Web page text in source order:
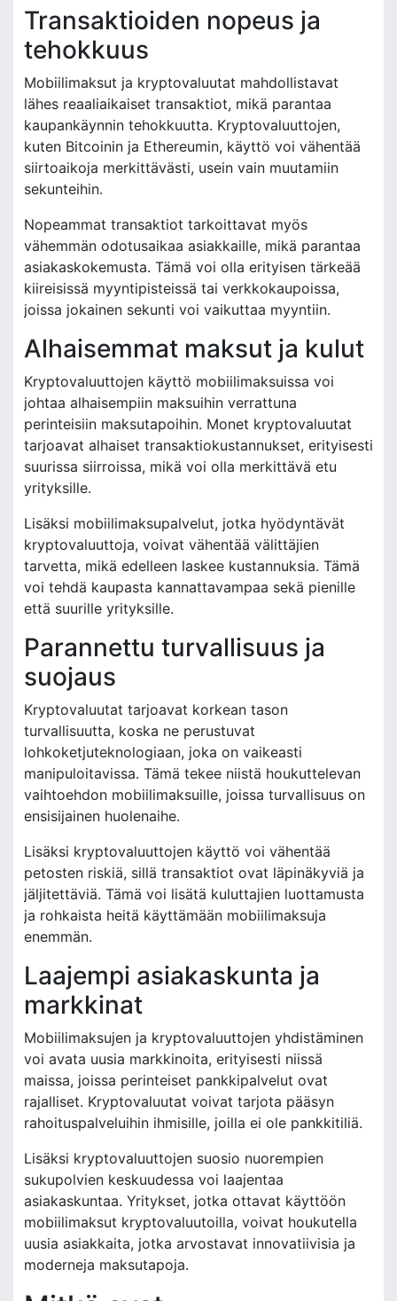
Transaktioiden nopeus ja
tehokkuus
Mobiilimaksut ja kryptovaluutat mahdollistavat
lähes reaaliaikaiset transaktiot, mikä parantaa
kaupankäynnin tehokkuutta. Kryptovaluuttojen,
kuten Bitcoinin ja Ethereumin, käyttö voi vähentää
siirtoaikoja merkittävästi, usein vain muutamiin
sekunteihin.
Nopeammat transaktiot tarkoittavat myös
vähemmän odotusaikaa asiakkaille, mikä parantaa
asiakaskokemusta. Tämä voi olla erityisen tärkeää
kiireisissä myyntipisteissä tai verkkokaupoissa,
joissa jokainen sekunti voi vaikuttaa myyntiin.
Alhaisemmat maksut ja kulut
Kryptovaluuttojen käyttö mobiilimaksuissa voi
johtaa alhaisempiin maksuihin verrattuna
perinteisiin maksutapoihin. Monet kryptovaluutat
tarjoavat alhaiset transaktiokustannukset, erityisesti
suurissa siirroissa, mikä voi olla merkittävä etu
yrityksille.
Lisäksi mobiilimaksupalvelut, jotka hyödyntävät
kryptovaluuttoja, voivat vähentää välittäjien
tarvetta, mikä edelleen laskee kustannuksia. Tämä
voi tehdä kaupasta kannattavampaa sekä pienille
että suurille yrityksille.
Parannettu turvallisuus ja
suojaus
Kryptovaluutat tarjoavat korkean tason
turvallisuutta, koska ne perustuvat
lohkoketjuteknologiaan, joka on vaikeasti
manipuloitavissa. Tämä tekee niistä houkuttelevan
vaihtoehdon mobiilimaksuille, joissa turvallisuus on
ensisijainen huolenaihe.
Lisäksi kryptovaluuttojen käyttö voi vähentää
petosten riskiä, sillä transaktiot ovat läpinäkyviä ja
jäljitettäviä. Tämä voi lisätä kuluttajien luottamusta
ja rohkaista heitä käyttämään mobiilimaksuja
enemmän.
Laajempi asiakaskunta ja
markkinat
Mobiilimaksujen ja kryptovaluuttojen yhdistäminen
voi avata uusia markkinoita, erityisesti niissä
maissa, joissa perinteiset pankkipalvelut ovat
rajalliset. Kryptovaluutat voivat tarjota pääsyn
rahoituspalveluihin ihmisille, joilla ei ole pankkitiliä.
Lisäksi kryptovaluuttojen suosio nuorempien
sukupolvien keskuudessa voi laajentaa
asiakaskuntaa. Yritykset, jotka ottavat käyttöön
mobiilimaksut kryptovaluutoilla, voivat houkutella
uusia asiakkaita, jotka arvostavat innovatiivisia ja
moderneja maksutapoja.